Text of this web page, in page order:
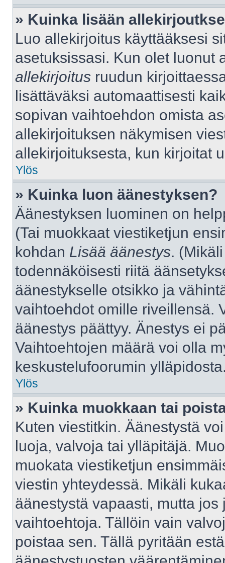
» Kuinka lisään
Luo allekirjoitus käyttääksesi
asetuksissasi. Kun olet luonut
allekirjoitus ruudun
lisättäväksi automaattisesti
sopivan vaihtoehdon omista
allekirjoituksen näkymisen
allekirjoituksesta, kun kirjoitat
Ylös
» Kuinka luon äänestyksen?
Äänestyksen luominen on
(Tai muokkaat viestiketjun
kohdan Lisää äänestys.
todennäköisesti riitä
äänestykselle otsikko ja
vaihtoehdot omille riveillensä.
äänestys päättyy. Änestys ei
Vaihtoehtojen määrä voi olla
keskustelufoorumin
Ylös
» Kuinka muokkaan tai
Kuten viestitkin. Äänestystä
luoja, valvoja tai ylläpitäjä.
muokata viestiketjun
viestin yhteydessä. Mikäli
äänestystä vapaasti, mutta
vaihtoehtoja. Tällöin vain
poistaa sen. Tällä pyritään